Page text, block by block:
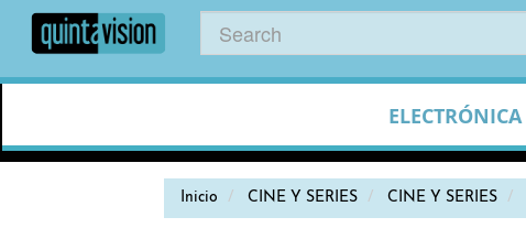
ELECTRÓNICA
Inicio CINE Y SERIES CINE Y SERIES